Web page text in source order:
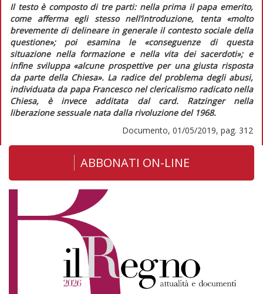
Il testo è composto di tre parti: nella prima il papa emerito,
come afferma egli stesso nell’introduzione, tenta «molto
brevemente di delineare in generale il contesto sociale della
questione»; poi esamina le «conseguenze di questa
situazione nella formazione e nella vita dei sacerdoti»;e
infine sviluppa «alcune prospettive per una giusta risposta
da parte della Chiesa». La radice del problema degli abusi,
individuata da papa Francesco nel clericalismo radicato nella
Chiesa, è invece additata dal card. Ratzinger nella
liberazione sessuale nata dalla rivoluzione del 1968.
Documento, 01/05/2019, pag. 312
ABBONATI ON-LINE